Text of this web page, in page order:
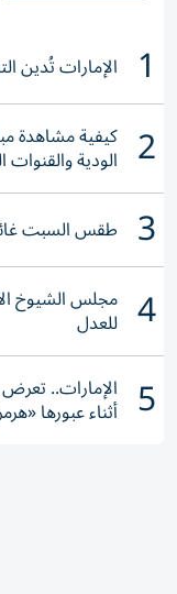
1 الإمارات تُدين
2 كيفية مشاهدة
الودية والقنوات
3 طقس السبت
4 مجلس الشيوخ
للعدل
5 الإمارات..
أثناء عبورها